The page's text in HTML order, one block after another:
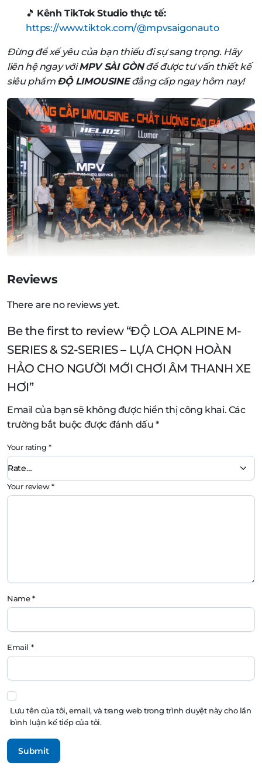
🎵 Kênh TikTok Studio thực tế:
https://www.tiktok.com/@mpvsaigonauto
Đừng để xế yêu của bạn thiếu đi sự sang trọng. Hãy
liên hệ ngay vớiMPV SÀI GÒNđể được tư vấn thiết kế
siêu phẩm ĐỘ LIMOUSINEđẳng cấp ngay hôm nay!
Reviews
There are no reviews yet.
Be the first to review “ĐỘ LOA ALPINE M-
SERIES & S2-SERIES – LỰA CHỌN HOÀN
HẢO CHO NGƯỜI MỚI CHƠI ÂM THANH XE
HƠI”
Email của bạn sẽ không được hiển thị công khai. Các
trường bắt buộc được đánh dấu*
Your rating*
Your review*
Name*
Email *
Lưu tên của tôi, email, và trang web trong trình duyệt này cho lần
bình luận kế tiếp của tôi.